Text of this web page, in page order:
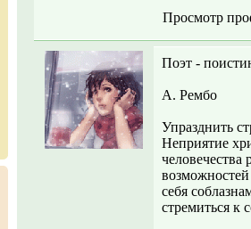
Просмотр
Поэт -
А. Рембо
Упразднить
Неприятие
человечества
себя
стремиться к